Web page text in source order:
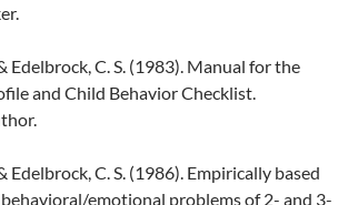
Edelbrock, C. S. (1983). Manual for the
and Child Behavior Checklist.
Edelbrock, C. S. (1986). Empirically based
emotional problems of 2- and 3-